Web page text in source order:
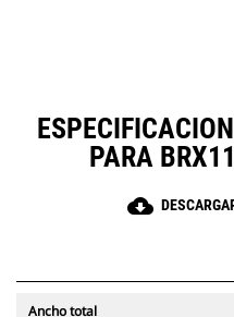
PARA
cloud_download
Ancho total